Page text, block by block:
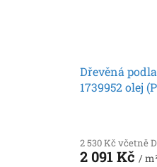
Dřevěná
1739952 olej
2 530 Kč včetně
2 091 Kč /